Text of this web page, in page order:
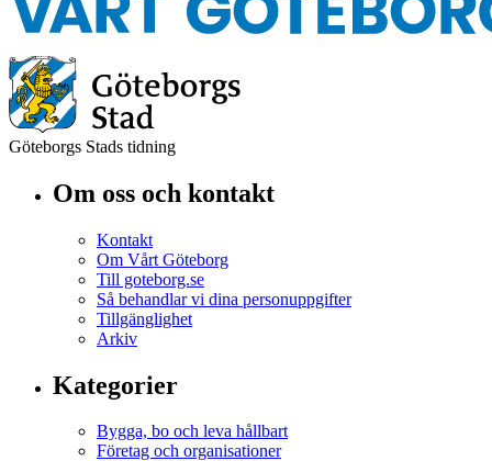
Göteborgs Stads tidning
Om oss och kontakt
Kontakt
Om Vårt Göteborg
Till goteborg.se
Så behandlar vi dina personuppgifter
Tillgänglighet
Arkiv
Kategorier
Bygga, bo och leva hållbart
Företag och organisationer